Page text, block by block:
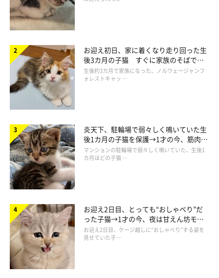
お迎え初日、家に着くなり走り回った生
後3カ月の子猫 すぐに家族のそばで落
ち着く姿に「迎えてよかった」
生後約3カ月で家族になった、ノルウェージャンフ
ォレストキャッ …
炎天下、駐輪場で弱々しく鳴いていた生
後1カ月の子猫を保護→1才の今、筋肉質
でツンデレなコに成長
マンションの駐輪場で弱々しく鳴いていた、生後1
カ月ほどの子猫 …
お迎え2日目、とっても“おしゃべり”だ
った子猫→1才の今、夜は甘えん坊モー
ドになるコに成長！
お迎え2日目、ケージ越しに“おしゃべり”する姿を
見せていた子 …